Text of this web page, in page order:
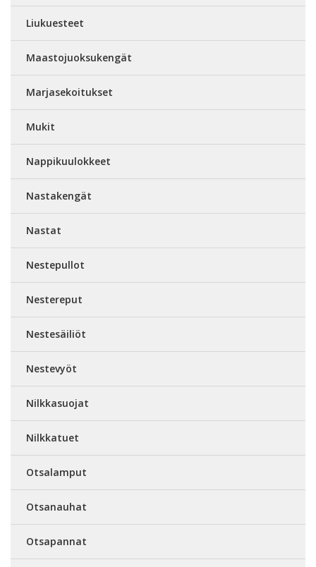
Liukuesteet
Maastojuoksukengät
Marjasekoitukset
Mukit
Nappikuulokkeet
Nastakengät
Nastat
Nestepullot
Nestereput
Nestesäiliöt
Nestevyöt
Nilkkasuojat
Nilkkatuet
Otsalamput
Otsanauhat
Otsapannat